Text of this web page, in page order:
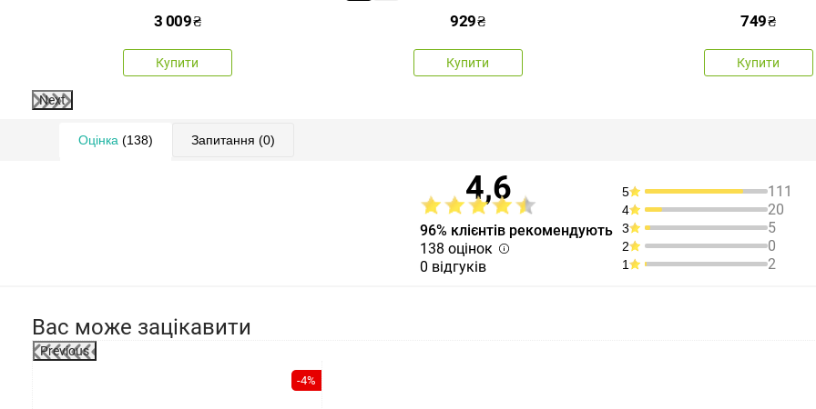
3 009₴
Купити
929₴
Купити
749₴
Купити
Next
Оцінка (138) Запитання (0)
4,6
96% клієнтів рекомендують
138 оцінок
0 відгуків
5 111
4 20
3 5
2 0
1 2
Вас може зацікавити
Previous
-4%